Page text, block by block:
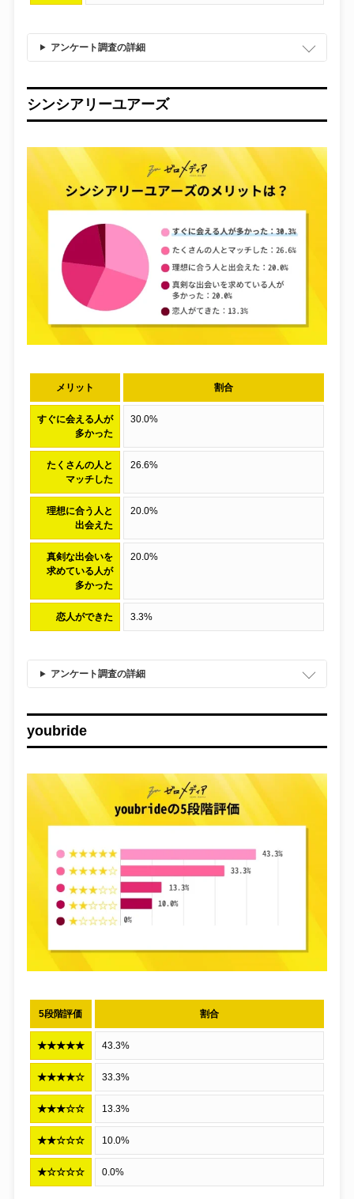
アンケート調査の詳細
シンシアリーユアーズ
メリット 割合
すぐに会える人が
多かった
30.0%
たくさんの人と
マッチした
26.6%
理想に合う人と
出会えた
20.0%
真剣な出会いを
求めている人が
多かった
20.0%
恋人ができた 3.3%
アンケート調査の詳細
youbride
5段階評価 割合
★★★★★ 43.3%
★★★★☆ 33.3%
★★★☆☆ 13.3%
★★☆☆☆ 10.0%
★☆☆☆☆ 0.0%